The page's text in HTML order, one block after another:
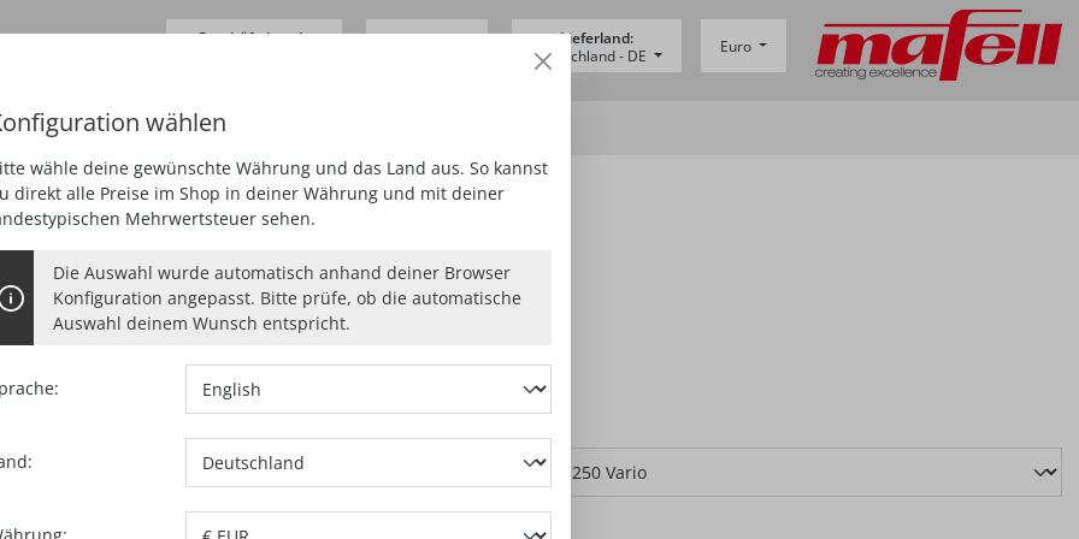
Geschäftskunde
Lieferland:
Deutschland - DE Euro
SCHLEIFEN HOBELN
991201
wählen
wähle deine gewünschte Währung und das Land aus. So kannst
direkt alle Preise im Shop in deiner Währung und mit deiner
Mehrwertsteuer sehen.
Die Auswahl wurde automatisch anhand deiner Browser
Konfiguration angepasst. Bitte prüfe, ob die automatische
Auswahl deinem Wunsch entspricht.